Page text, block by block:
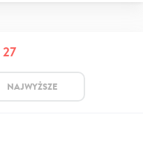
27
NAJWYŻSZE